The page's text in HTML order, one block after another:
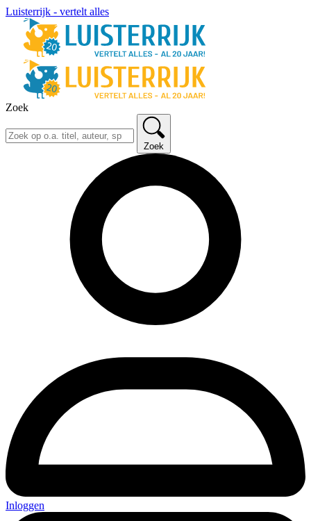
Luisterrijk - vertelt alles
Zoek
Zoek
Inloggen